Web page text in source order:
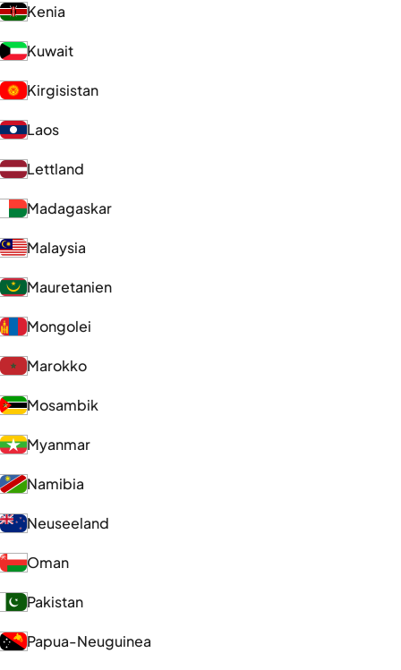
Kenia
Kuwait
Kirgisistan
Laos
Lettland
Madagaskar
Malaysia
Mauretanien
Mongolei
Marokko
Mosambik
Myanmar
Namibia
Neuseeland
Oman
Pakistan
Papua-Neuguinea